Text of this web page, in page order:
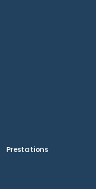
Prestations